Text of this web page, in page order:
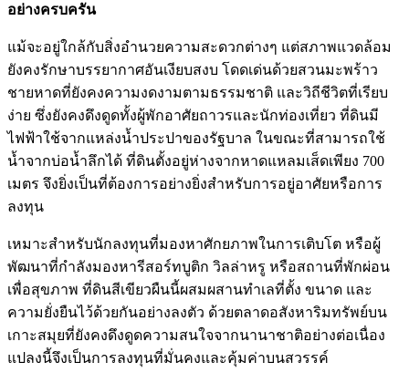
อย่างครบครัน
แม้จะอยู่ใกล้กับสิ่งอำนวยความสะดวกต่างๆ แต่สภาพแวดล้อม
ยังคงรักษาบรรยากาศอันเงียบสงบ โดดเด่นด้วยสวนมะพร้าว
ชายหาดที่ยังคงความงดงามตามธรรมชาติ และวิถีชีวิตที่เรียบ
ง่าย ซึ่งยังคงดึงดูดทั้งผู้พักอาศัยถาวรและนักท่องเที่ยว ที่ดินมี
ไฟฟ้าใช้จากแหล่งน้ำประปาของรัฐบาล ในขณะที่สามารถใช้
น้ำจากบ่อน้ำลึกได้ ที่ดินตั้งอยู่ห่างจากหาดแหลมเส็ดเพียง 700
เมตร จึงยิ่งเป็นที่ต้องการอย่างยิ่งสำหรับการอยู่อาศัยหรือการ
ลงทุน
เหมาะสำหรับนักลงทุนที่มองหาศักยภาพในการเติบโต หรือผู้
พัฒนาที่กำลังมองหารีสอร์ทบูติก วิลล่าหรู หรือสถานที่พักผ่อน
เพื่อสุขภาพ ที่ดินสีเขียวผืนนี้ผสมผสานทำเลที่ตั้ง ขนาด และ
ความยั่งยืนไว้ด้วยกันอย่างลงตัว ด้วยตลาดอสังหาริมทรัพย์บน
เกาะสมุยที่ยังคงดึงดูดความสนใจจากนานาชาติอย่างต่อเนื่อง
แปลงนี้จึงเป็นการลงทุนที่มั่นคงและคุ้มค่าบนสวรรค์